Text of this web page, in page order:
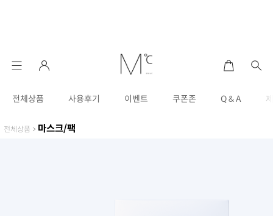
전체상품 사용후기 이벤트 쿠폰존 Q & A
전체상품 > 마스크/팩